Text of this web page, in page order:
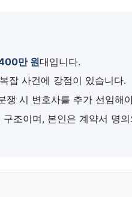
만 원대입니다.
잡 사건에 강점이 있습니다.
시 변호사를 추가 선임해
조이며, 본인은 계약서 명